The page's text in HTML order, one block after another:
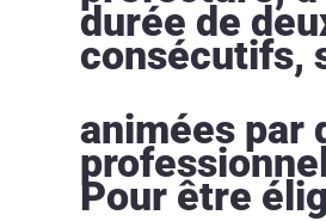
durée de
consécutifs,
animées par
Pour être